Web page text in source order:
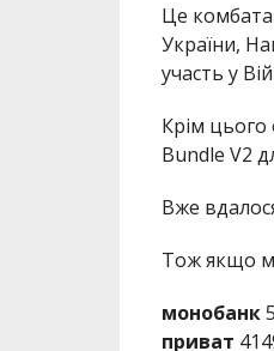
Це
України,
участь у
Крім цього
Bundle V2
Вже
Тож якщо
монобанк
приват